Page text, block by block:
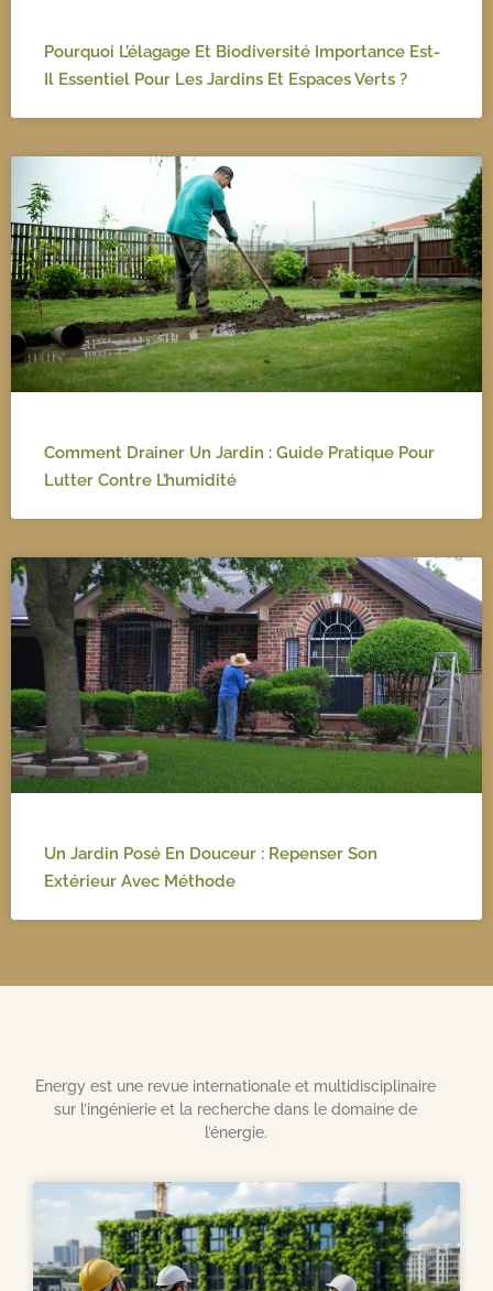
Pourquoi L’élagage Et Biodiversité Importance Est-
Il Essentiel Pour Les Jardins Et Espaces Verts ?
Comment Drainer Un Jardin : Guide Pratique Pour
Lutter Contre L’humidité
Un Jardin Posé En Douceur : Repenser Son
Extérieur Avec Méthode
Energy est une revue internationale et multidisciplinaire
sur l’ingénierie et la recherche dans le domaine de
l’énergie.